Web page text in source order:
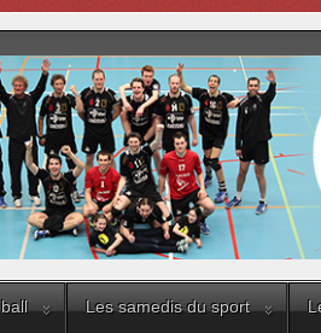
Les samedis du sport